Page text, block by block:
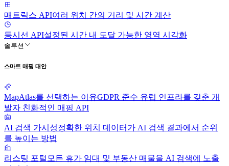
매트릭스 API여러 위치 간의 거리 및 시간 계산
등시선 API설정된 시간 내 도달 가능한 영역 시각화
솔루션
스마트 매핑 대안
MapAtlas를 선택하는 이유GDPR 준수 유럽 인프라를 갖춘 개
발자 친화적인 매핑 API
AI 검색 가시성정확한 위치 데이터가 AI 검색 결과에서 순위
를 높이는 방법
리스팅 포털 모든 휴가 임대 및 부동산 매물을 AI 검색에 노출